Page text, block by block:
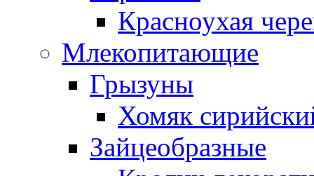
Красноухая
Млекопитающие
Грызуны
Хомяк
Зайцеобразные